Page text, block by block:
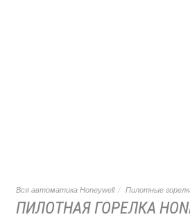
Вся автоматика Honeywell Пилотные
ПИЛОТНАЯ ГОРЕЛКА